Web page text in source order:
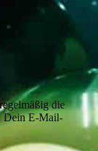
die
Dein E-Mail-